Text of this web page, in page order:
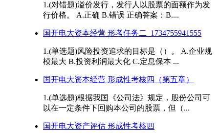
1.(对错题)溢价发行，发行人以股票的面额作为发
行价格。 A.正确 B.错误 正确答案：B....
国开电大资本经营 形考任务二_1734755941555
1.(单选题)风险投资追求的目标是（）。 A.企业规
模最大 B.投资利润最大化 C.定息保本 ...
国开电大资本经营 形成性考核四（第五章）
1.(单选题)根据我国《公司法》规定，股份公司可
以在一定条件下回购本公司的股票，但（...
国开电大资产评估 形成性考核四